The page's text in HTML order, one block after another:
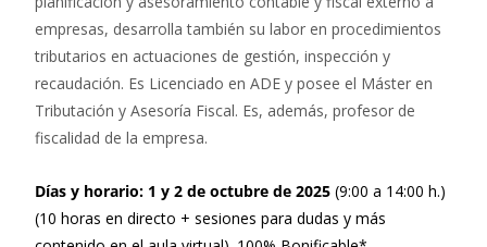
empresas, desarrolla también su labor en procedimientos
tributarios en actuaciones de gestión, inspección y
recaudación. Es Licenciado en ADE y posee el Máster en
Tributación y Asesoría Fiscal. Es, además, profesor de
fiscalidad de la empresa.
Días y horario: 1 y 2 de octubre de 2025 (9:00 a 14:00 h.)
(10 horas en directo + sesiones para dudas y más